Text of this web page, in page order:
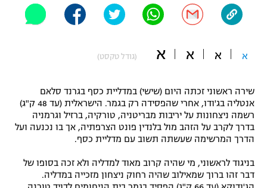
"מחצית בשכונה" – פודקאסט
תקנון משתתפים וזוכים בפרסים
תקנון עבור פעילות אלקטרה
תקנון עבור פעילות ספורט 1 – "מרלן"
טניס
היאבקות WWE
כדורמים
פוטבול אמריקאי NFL
ספורט אתגרי ואקסטרים
א א א א (גודל טקסט)
שירה ראשוני זכתה היום (שישי) במדליית כסף בגרנד סלאם
אנטליה בג'ודו, אחרי שהפסידה רק בגמר. הישראלית (עד 48 ק"ג)
רשמה ניצחונות על יריבות מבריטניה, טורקיה, ברזיל וגרמניה
בדרך לקרב על הזהב מול בלנדין פונט הצרפתיה, אך בו נכנעה ועל
הדרך המרשימה שעשתה תשוב עם מדליית כסף.
בניגוד לראשוני, מי שהיה קרוב מאוד למדליה ולא זכה בסופו של
דבר זהו ברוך שמאילוב שהיה רחוק ניצחון מזכייה במדליה.